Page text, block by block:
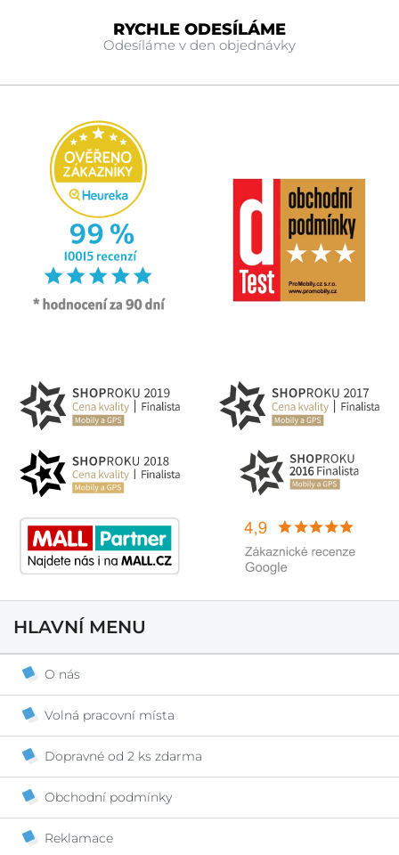
RYCHLE ODESÍLÁME
Odesíláme v den objednávky
HLAVNÍ MENU
O nás
Volná pracovní místa
Dopravné od 2 ks zdarma
Obchodní podmínky
Reklamace